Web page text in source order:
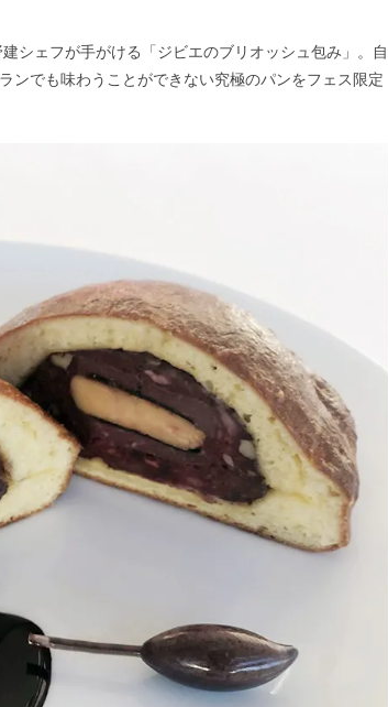
シェフが手がける「ジビエのブリオッシュ包み」。自
ンでも味わうことができない究極のパンをフェス限定